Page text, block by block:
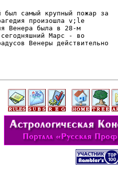
самый крупный пожар за
произошла v;le
Венера была в 28-м
Марс - во
Венеры действительно